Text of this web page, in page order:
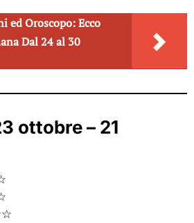
ed Oroscopo: Ecco
Dal 24 al 30
ottobre – 21